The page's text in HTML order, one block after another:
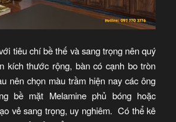
tiêu chí bề thế và sang trọng nên quý
kích thước rộng, bàn có cạnh bo tròn
nên chọn màu trầm hiện nay các ông
bề mặt Melamine phủ bóng hoặc
vẻ sang trọng, uy nghiêm. Có thể kê